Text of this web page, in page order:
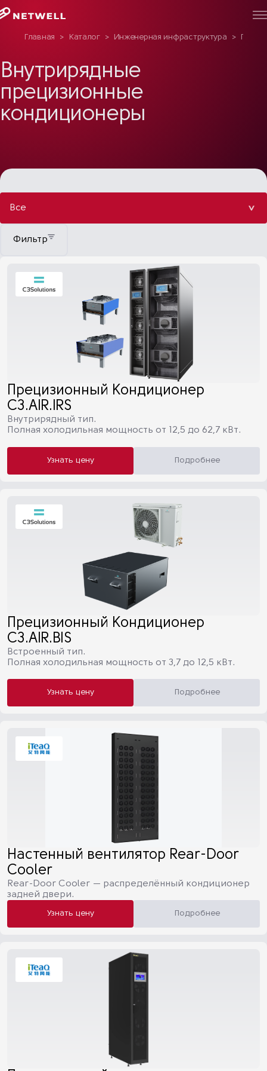
Главная > Каталог > Инженерная инфраструктура >
Внутрирядные
прецизионные
кондиционеры
Все
Фильтр
Прецизионный Кондиционер
C3.AIR.IRS
Внутрирядный тип.
Полная холодильная мощность от 12,5 до 62,7 кВт.
Узнать цену Подробнее
Прецизионный Кондиционер
C3.AIR.BIS
Встроенный тип.
Полная холодильная мощность от 3,7 до 12,5 кВт.
Узнать цену Подробнее
Настенный вентилятор Rear-Door
Cooler
Rear-Door Cooler — распределённый кондиционер
задней двери.
Узнать цену Подробнее